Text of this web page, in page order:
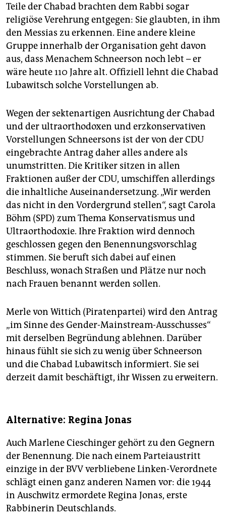
Teile der Chabad brachten dem Rabbi sogar
religiöse Verehrung entgegen: Sie glaubten, in ihm
den Messias zu erkennen. Eine andere kleine
Gruppe innerhalb der Organisation geht davon
aus, dass Menachem Schneerson noch lebt – er
wäre heute 110 Jahre alt. Offiziell lehnt die Chabad
Lubawitsch solche Vorstellungen ab.
Wegen der sektenartigen Ausrichtung der Chabad
und der ultraorthodoxen und erzkonservativen
Vorstellungen Schneersons ist der von der CDU
eingebrachte Antrag daher alles andere als
unumstritten. Die Kritiker sitzen in allen
Fraktionen außer der CDU, umschiffen allerdings
die inhaltliche Auseinandersetzung. „Wir werden
das nicht in den Vordergrund stellen“, sagt Carola
Böhm (SPD) zum Thema Konservatismus und
Ultraorthodoxie. Ihre Fraktion wird dennoch
geschlossen gegen den Benennungsvorschlag
stimmen. Sie beruft sich dabei auf einen
Beschluss, wonach Straßen und Plätze nur noch
nach Frauen benannt werden sollen.
Merle von Wittich (Piratenpartei) wird den Antrag
„im Sinne des Gender-Mainstream-Ausschusses“
mit derselben Begründung ablehnen. Darüber
hinaus fühlt sie sich zu wenig über Schneerson
und die Chabad Lubawitsch informiert. Sie sei
derzeit damit beschäftigt, ihr Wissen zu erweitern.
Alternative: Regina Jonas
Auch Marlene Cieschinger gehört zu den Gegnern
der Benennung. Die nach einem Parteiaustritt
einzige in der BVV verbliebene Linken-Verordnete
schlägt einen ganz anderen Namen vor: die 1944
in Auschwitz ermordete Regina Jonas, erste
Rabbinerin Deutschlands.